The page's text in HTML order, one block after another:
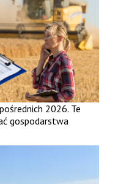
2026. Te
gospodarstwa